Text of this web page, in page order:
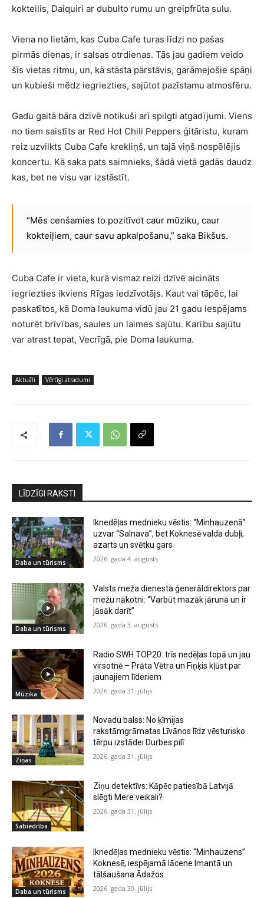
kokteilis, Daiquiri ar dubulto rumu un greipfrūta sulu.
Viena no lietām, kas Cuba Cafe turas līdzi no pašas
pirmās dienas, ir salsas otrdienas. Tās jau gadiem veido
šīs vietas ritmu, un, kā stāsta pārstāvis, garāmejošie spāņi
un kubieši mēdz iegriezties, sajūtot pazīstamu atmosfēru.
Gadu gaitā bāra dzīvē notikuši arī spilgti atgadījumi. Viens
no tiem saistīts ar Red Hot Chili Peppers ģitāristu, kuram
reiz uzvilkts Cuba Cafe krekliņš, un tajā viņš nospēlējis
koncertu. Kā saka pats saimnieks, šādā vietā gadās daudz
kas, bet ne visu var izstāstīt.
“Mēs cenšamies to pozitīvot caur mūziku, caur
kokteiļiem, caur savu apkalpošanu,” saka Bikšus.
Cuba Cafe ir vieta, kurā vismaz reizi dzīvē aicināts
iegriezties ikviens Rīgas iedzīvotājs. Kaut vai tāpēc, lai
paskatītos, kā Doma laukuma vidū jau 21 gadu iespējams
noturēt brīvības, saules un laimes sajūtu. Karību sajūtu
var atrast tepat, Vecrīgā, pie Doma laukuma.
Aktuāli Vērtīgi atradumi
LĪDZĪGI RAKSTI
Daba un tūrisms
Iknedēļas mednieku vēstis: “Minhauzenā”
uzvar “Salnava”, bet Koknesē valda dubļi,
azarts un svētku gars
2026. gada 4. augusts
Daba un tūrisms
Valsts meža dienesta ģenerāldirektors par
mežu nākotni: “Varbūt mazāk jārunā un ir
jāsāk darīt”
2026. gada 3. augusts
Mūzika
Radio SWH TOP20: trīs nedēļas topā un jau
virsotnē – Prāta Vētra un Fiņķis kļūst par
jaunajiem līderiem
2026. gada 31. jūlijs
Ziņas
Novadu balss: No ķīmijas
rakstāmgrāmatas Līvānos līdz vēsturisko
tērpu izstādei Durbes pilī
2026. gada 31. jūlijs
Sabiedrība
Ziņu detektīvs: Kāpēc patiesībā Latvijā
slēgti Mere veikali?
2026. gada 31. jūlijs
Daba un tūrisms
Iknedēļas mednieku vēstis: “Minhauzens”
Koknesē, iespējamā lācene Imantā un
tālšaušana Ādažos
2026. gada 30. jūlijs